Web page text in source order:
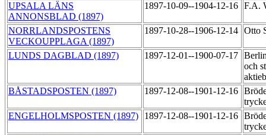
UPSALA LÄNS
ANNONSBLAD (1897)
1897-10-09--1904-12-16 F.A.
NORRLANDSPOSTENS
VECKOUPPLAGA (1897)
1897-10-28--1906-12-14 Otto
LUNDS DAGBLAD (1897) 1897-12-01--1900-07-17
och
BÅSTADSPOSTEN (1897)
1897-12-08--1901-12-16
ENGELHOLMSPOSTEN (1897)
1897-12-08--1901-12-16